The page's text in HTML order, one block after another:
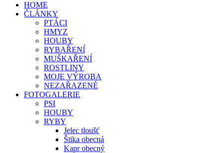
HOME
ČLÁNKY
PTÁCI
HMYZ
HOUBY
RYBAŘENÍ
MUŠKAŘENÍ
ROSTLINY
MOJE VÝROBA
NEZAŘAZENÉ
FOTOGALERIE
PSI
HOUBY
RYBY
Jelec tloušť
Štika obecná
Kapr obecný